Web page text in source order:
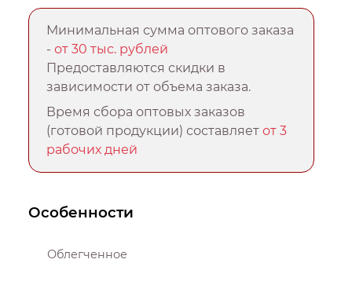
Минимальная сумма оптового заказа
-от 30 тыс. рублей
Предоставляются скидки в
зависимости от объема заказа.
Время сбора оптовых заказов
(готовой продукции) составляетот 3
рабочих дней
Особенности
Облегченное